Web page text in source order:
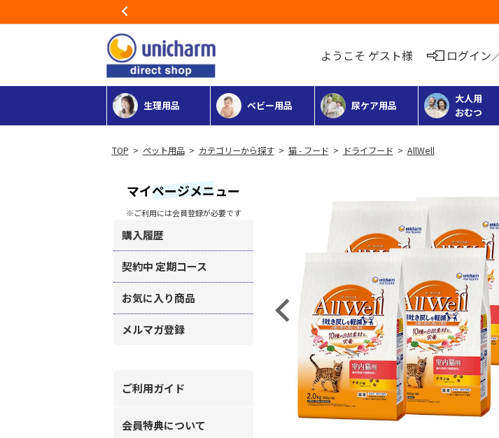
お荷物のお届けに遅れが出て
ようこそ ゲスト様 ログイン
生理用品 ベビー用品 尿ケア用品
大人用
おむつ
> ペット用品> カテゴリーから探す> 猫 - フード > ドライフード > AllWell
マイページメニュー
※ご利用には会員登録が必要です
購入履歴
契約中 定期コース
お気に入り商品
メルマガ登録
ご利用ガイド
会員特典について
Previous